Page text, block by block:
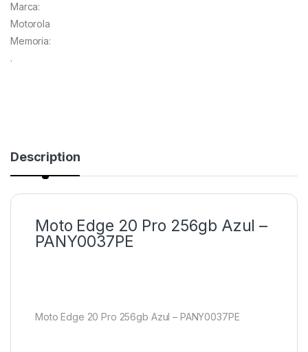
Marca:
Motorola
Memoria:
.
Description
Moto Edge 20 Pro 256gb Azul –
PANY0037PE
Moto Edge 20 Pro 256gb Azul – PANY0037PE